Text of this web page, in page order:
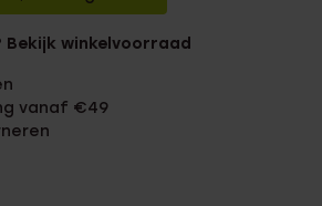
Bekijk winkelvoorraad
vanaf €49